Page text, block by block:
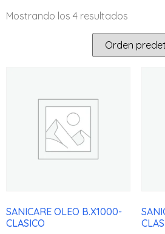
Mostrando los 4 resultados
SANICARE OLEO B.X1000-
CLASICO